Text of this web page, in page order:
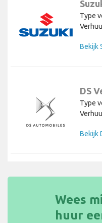
Type
Bekijk
DS
Type
Bekijk
Wees
huur